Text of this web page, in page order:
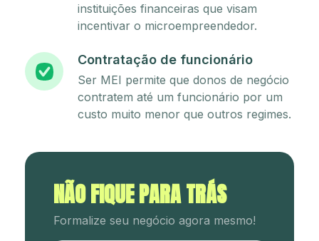
instituições financeiras que visam
incentivar o microempreendedor.
Contratação de funcionário
Ser MEI permite que donos de negócio
contratem até um funcionário por um
custo muito menor que outros regimes.
NÃO FIQUE PARA TRÁS
Formalize seu negócio agora mesmo!